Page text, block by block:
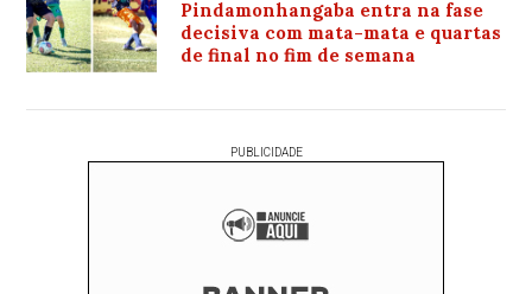
Pindamonhangaba entra na fase
decisiva com mata-mata e quartas
de final no fim de semana
PUBLICIDADE